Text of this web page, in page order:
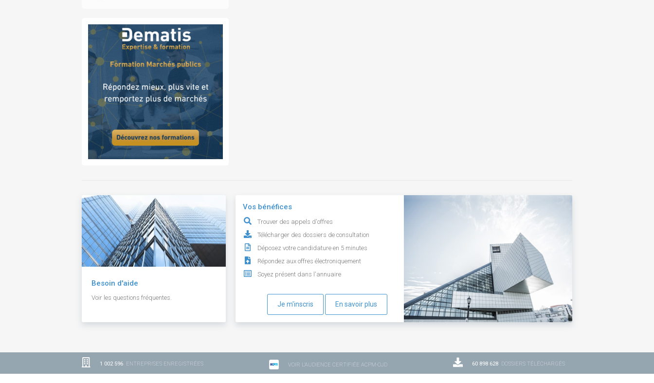
Besoin d'aide
Voir les questions fréquentes.
Vos bénéfices
Trouver des appels d'offres
Télécharger des dossiers de consultation
Déposez votre candidature en 5 minutes
Répondez aux offres électroniquement
Soyez présent dans l'annuaire
Je m'inscris En savoir plus
1 002 596 ENTREPRISES ENREGISTRÉES VOIR L'AUDIENCE CERTIFIÉE ACPM-OJD 60 898 628 DOSSIERS TÉLÉCHARGÉS